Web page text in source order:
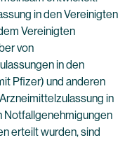
in den Vereinigten
Vereinigten
von
in den
Pfizer) und anderen
in
Notfallgenehmigungen
erteilt wurden, sind